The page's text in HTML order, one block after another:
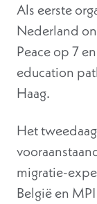
Als eerste
Nederland
Peace op 7
education
Haag.
Het
migratie-
België en